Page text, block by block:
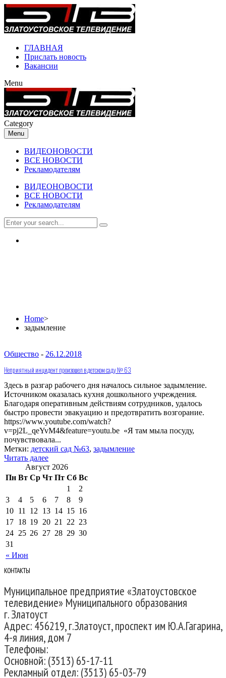
ГЛАВНАЯ
Прислать новость
Вакансии
Menu
Category
Menu
ВИДЕОНОВОСТИ
ВСЕ НОВОСТИ
Рекламодателям
ВИДЕОНОВОСТИ
ВСЕ НОВОСТИ
Рекламодателям
Home>
задымление
Общество - 26.12.2018
Неприятный инцидент произошел в детском саду № 63
Здесь в разгар рабочего дня началось сильное задымление.
Источником оказалась кухня дошкольного учреждения.
Благодаря оперативным действиям сотрудников, удалось
быстро провести эвакуацию и предотвратить возгорание.
https://www.youtube.com/watch?
v=pj2L_qeYvM4&feature=youtu.be «Я там мыла посуду,
почувствовала...
Метки: детский сад №63, задымление
Читать далее
Август 2026
Пн Вт Ср Чт Пт Сб Вс
« Июн
1
2
3
4 5 6 7 8
9
10 11 12 13 14 15 16
17 18 19 20 21 22 23
24 25 26 27 28 29 30
31
КОНТАКТЫ
Муниципальное предприятие «Златоустовское
телевидение» Муниципального образования
г. Златоуст
Адрес: 456219, г.Златоуст, проспект им Ю.А.Гагарина,
4-я линия, дом 7
Телефоны:
Основной: (3513) 65-17-11
Рекламный отдел: (3513) 65-03-79